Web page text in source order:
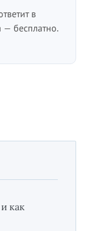
в
— бесплатно.
как